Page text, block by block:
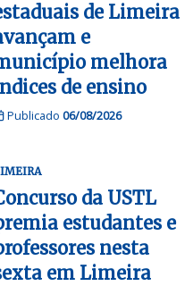
de Limeira
e
melhora
de ensino
Publicado 06/08/2026
da USTL
estudantes e
nesta
em Limeira